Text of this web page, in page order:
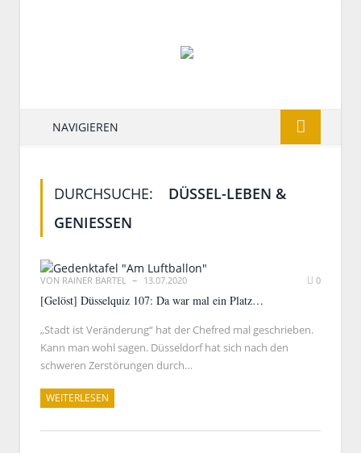
NAVIGIEREN
DURCHSUCHE:
DÜSSEL-LEBEN &
GENIESSEN
VON RAINER BARTEL 13.07.2020 0
[Gelöst] Düsselquiz 107: Da war mal ein Platz…
„Stadt ist Veränderung“ hat der Chefred mal geschrieben.
Kann man wohl sagen. Düsseldorf hat sich nach den
schweren Zerstörungen durch…
WEITERLESEN